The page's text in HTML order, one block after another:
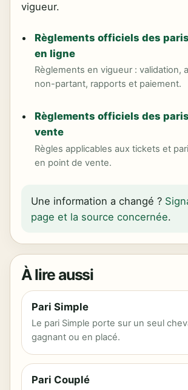
vigueur.
Règlements officiels des
en ligne
Règlements en vigueur : validation,
non-partant, rapports et paiement.
Règlements officiels des
vente
Règles applicables aux tickets et
en point de vente.
Une information a changé ?
page et la source concernée.
À lire aussi
Pari Simple
Le pari Simple porte sur un seul
gagnant ou en placé.
Pari Couplé